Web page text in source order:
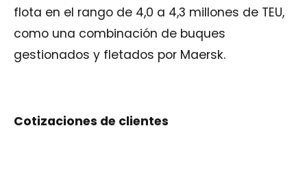
flota en el rango de 4,0 a 4,3 millones de TEU,
como una combinación de buques
gestionados y fletados por Maersk.
Cotizaciones de clientes